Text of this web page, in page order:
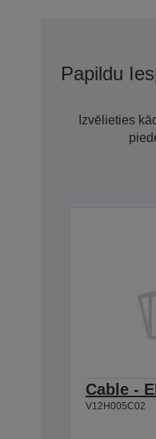
Papildu
Izvēlieties
Cable -
V12H005C02